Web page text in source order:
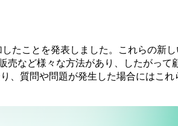
たことを発表しました。これらの新
など様々な方法があり、したがって
質問や問題が発生した場合にはこ